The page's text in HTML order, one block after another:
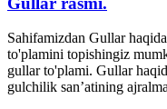
Sahifamizdan Gullar
to'plamini topishingiz
gullar to'plami. Gullar
gulchilik san’atining